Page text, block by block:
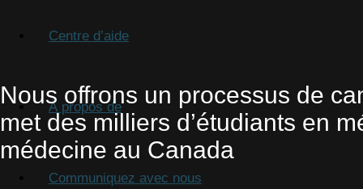
Centre d’aide
À propos de
Communiquez avec nous
Nous offrons un processus de
met des milliers d’étudiants en
médecine au Canada